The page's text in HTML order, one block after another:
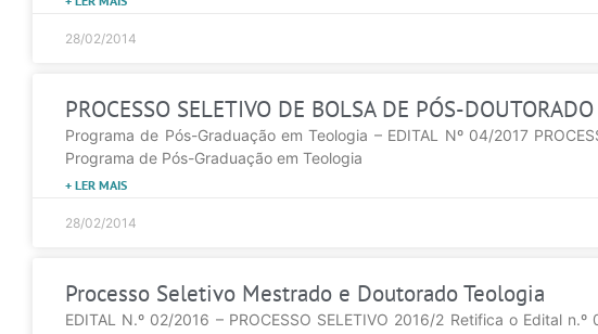
28/02/2014
PROCESSO SELETIVO DE BOLSA DE PÓS-
Programa de Pós-Graduação em Teologia – EDITAL Nº 04/2017
Programa de Pós-Graduação em Teologia
+ LER MAIS
28/02/2014
Processo Seletivo Mestrado e Doutorado Teologia
EDITAL N.º 02/2016 – PROCESSO SELETIVO 2016/2 Retifica o Edital